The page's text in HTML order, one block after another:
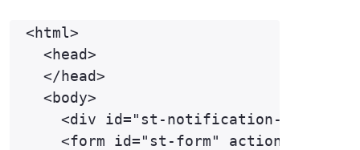
<html>
  <head>
  </head>
  <body>
<div id="st-notification-
<form id="st-form"